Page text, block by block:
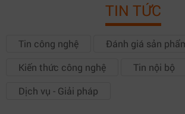
TIN TỨC
Tin công nghệ
Đánh giá sản
Kiến thức công nghệ
Tin nội bộ
Dịch vụ - Giải pháp